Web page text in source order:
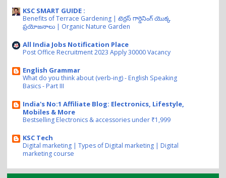
KSC SMART GUIDE :
Benefits of Terrace Gardening | టెర్రస్ గార్డెనింగ్ యొక్క
ప్రయోజనాలు | Organic Nature Garden
All India Jobs Notification Place
Post Office Recruitment 2023 Apply 30000 Vacancy
English Grammar
What do you think about (verb-ing) - English Speaking
Basics - Part III
India's No:1 Affiliate Blog: Electronics, Lifestyle,
Mobiles & More
Bestselling Electronics & accessories under ₹1,999
KSC Tech
Digital marketing | Types of Digital marketing | Digital
marketing course